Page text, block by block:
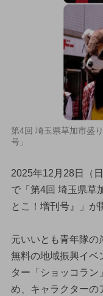
第4回 埼玉県草加市盛
号」
2025年12月28日（
で「第4回 埼玉県草
とこ！増刊号』」が
元いいとも青年隊の
無料の地域振興イベ
ター「ショッコラン
め、キャラクターの